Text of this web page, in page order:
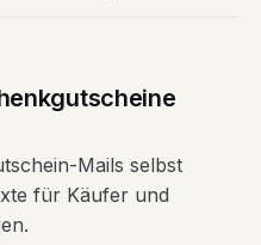
Mails selbst
für Käufer und